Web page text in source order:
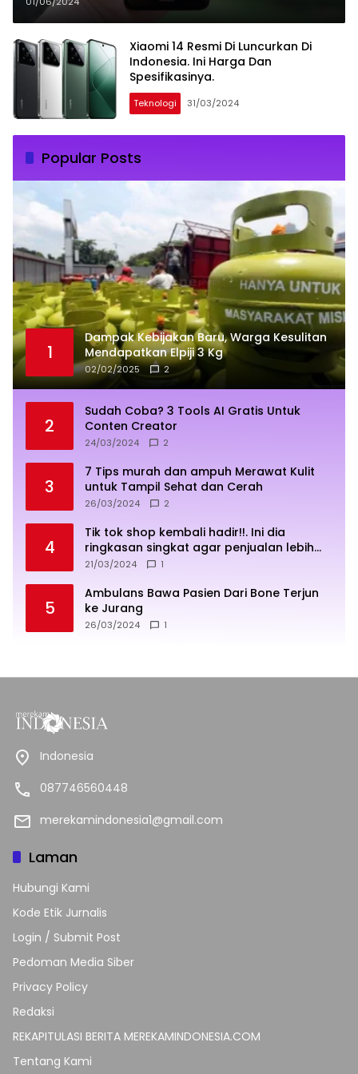
Xiaomi 14 Resmi Di Luncurkan Di
Indonesia. Ini Harga Dan
Spesifikasinya.
Teknologi 31/03/2024
Popular Posts
1
Dampak Kebijakan Baru, Warga Kesulitan
Mendapatkan Elpiji 3 Kg
02/02/2025 2
2
Sudah Coba? 3 Tools AI Gratis Untuk
Conten Creator
24/03/2024 2
3
7 Tips murah dan ampuh Merawat Kulit
untuk Tampil Sehat dan Cerah
26/03/2024 2
4
Tik tok shop kembali hadir!!. Ini dia
ringkasan singkat agar penjualan lebih
sukses
21/03/2024 1
5
Ambulans Bawa Pasien Dari Bone Terjun
ke Jurang
26/03/2024 1
Indonesia
087746560448
merekamindonesia1@gmail.com
Laman
Hubungi Kami
Kode Etik Jurnalis
Login / Submit Post
Pedoman Media Siber
Privacy Policy
Redaksi
REKAPITULASI BERITA MEREKAMINDONESIA.COM
Tentang Kami